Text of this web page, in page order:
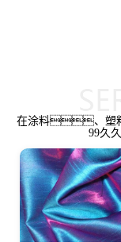
在涂料、塑
99久